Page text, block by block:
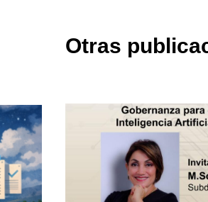
Otras